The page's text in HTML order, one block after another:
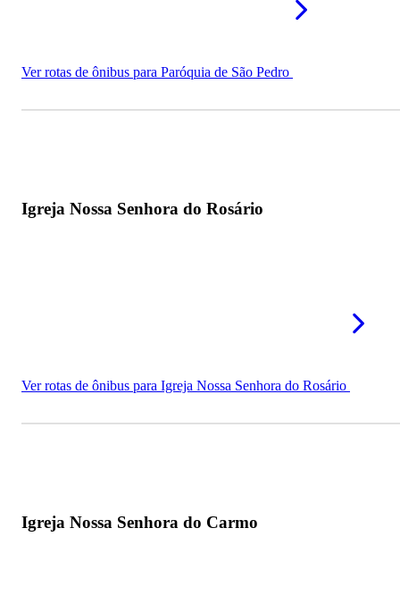
Ver rotas de ônibus para Paróquia de São Pedro
Igreja Nossa Senhora do Rosário
Ver rotas de ônibus para Igreja Nossa Senhora do Rosário
Igreja Nossa Senhora do Carmo